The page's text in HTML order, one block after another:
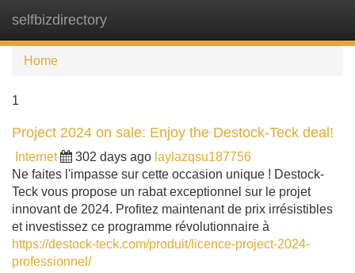
selfbizdirectory
Home
1
Project 2024 on sale: Enjoy the Destock-Teck deal!
Internet 302 days ago laylazqsu187756
Ne faites l'impasse sur cette occasion unique ! Destock-
Teck vous propose un rabat exceptionnel sur le projet
innovant de 2024. Profitez maintenant de prix irrésistibles
et investissez ce programme révolutionnaire à
https://destock-teck.com/produit/licence-project-2024-
professionnel/